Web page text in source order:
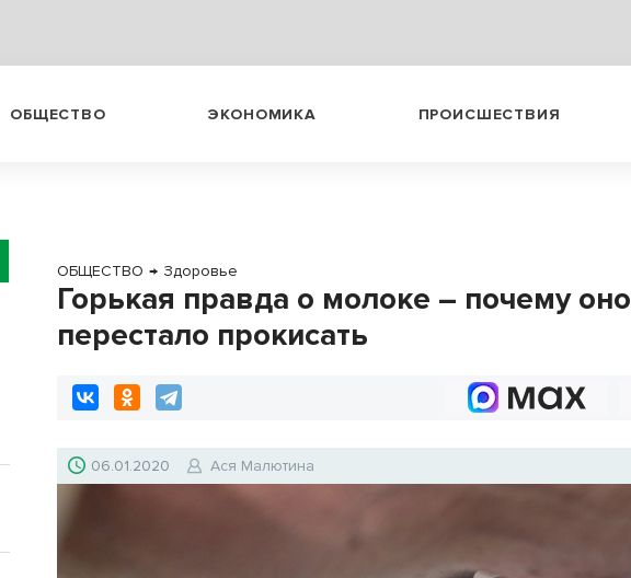
ОБЩЕСТВО ЭКОНОМИКА ПРОИСШЕСТВИЯ
ОБЩЕСТВО → Здоровье
Горькая правда о молоке – почему оно
перестало прокисать
06.01.2020 Ася Малютина